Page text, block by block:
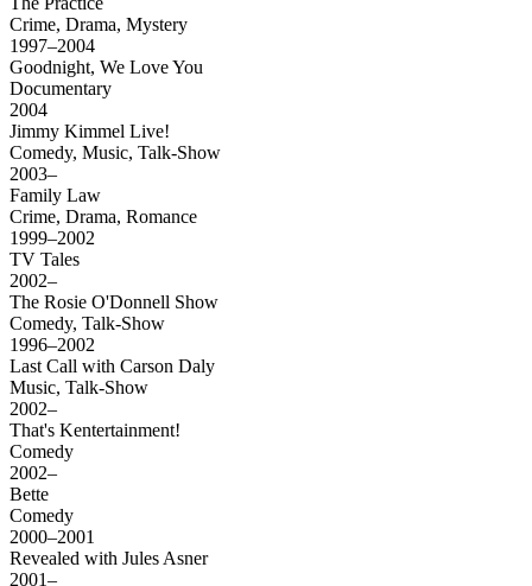
Crime, Drama, Mystery
1997–2004
Goodnight, We Love You
Documentary
2004
Jimmy Kimmel Live!
Comedy, Music, Talk-Show
2003–
Family Law
Crime, Drama, Romance
1999–2002
TV Tales
2002–
The Rosie O'Donnell Show
Comedy, Talk-Show
1996–2002
Last Call with Carson Daly
Music, Talk-Show
2002–
That's Kentertainment!
Comedy
2002–
Bette
Comedy
2000–2001
Revealed with Jules Asner
2001–